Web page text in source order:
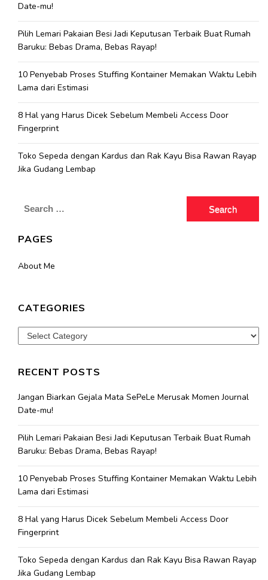
Date-mu!
Pilih Lemari Pakaian Besi Jadi Keputusan Terbaik Buat Rumah
Baruku: Bebas Drama, Bebas Rayap!
10 Penyebab Proses Stuffing Kontainer Memakan Waktu Lebih
Lama dari Estimasi
8 Hal yang Harus Dicek Sebelum Membeli Access Door
Fingerprint
Toko Sepeda dengan Kardus dan Rak Kayu Bisa Rawan Rayap
Jika Gudang Lembap
Search
PAGES
About Me
CATEGORIES
Categories
RECENT POSTS
Jangan Biarkan Gejala Mata SePeLe Merusak Momen Journal
Date-mu!
Pilih Lemari Pakaian Besi Jadi Keputusan Terbaik Buat Rumah
Baruku: Bebas Drama, Bebas Rayap!
10 Penyebab Proses Stuffing Kontainer Memakan Waktu Lebih
Lama dari Estimasi
8 Hal yang Harus Dicek Sebelum Membeli Access Door
Fingerprint
Toko Sepeda dengan Kardus dan Rak Kayu Bisa Rawan Rayap
Jika Gudang Lembap